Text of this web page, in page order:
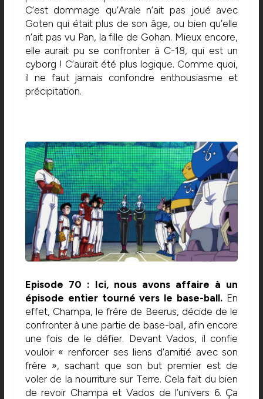
C’est dommage qu’Arale n’ait pas joué avec
Goten qui était plus de son âge, ou bien qu’elle
n’ait pas vu Pan, la fille de Gohan. Mieux encore,
elle aurait pu se confronter à C-18, qui est un
cyborg ! C’aurait été plus logique. Comme quoi,
il ne faut jamais confondre enthousiasme et
précipitation.
Episode 70 : Ici, nous avons affaire à un
épisode entier tourné vers le base-ball. En
effet, Champa, le frère de Beerus, décide de le
confronter à une partie de base-ball, afin encore
une fois de le défier. Devant Vados, il confie
vouloir « renforcer ses liens d’amitié avec son
frère », sachant que son but premier est de
voler de la nourriture sur Terre. Cela fait du bien
de revoir Champa et Vados de l’univers 6. Ça